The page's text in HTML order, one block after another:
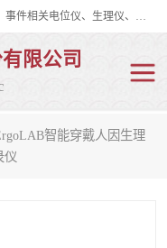
眼动仪多少钱?北京津发科技股份有限公司主营：事件相关电位仪、生理仪、肌电仪、脑电仪、皮电仪、眼动仪；是国家级高新技术企业、科技部认定的科技型中小企业和中关村高新技术企业，具备保密资格，具备自主进出口经营权；自主研发技术、产品与服务荣获多项省部级科学技术奖励、国家发明专利、国家软件著作权和省部级新技术新产品（服务）认证。
限公司
智能穿戴人因生理
仪仪